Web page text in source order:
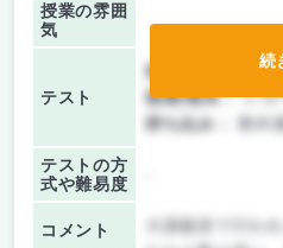
授業の雰囲
気
テスト
前期/中間：
レポ
後期/期末：レポ
持ち込み：
教科
テストの方
式や難易度
コメント
大講義室で行わ
続